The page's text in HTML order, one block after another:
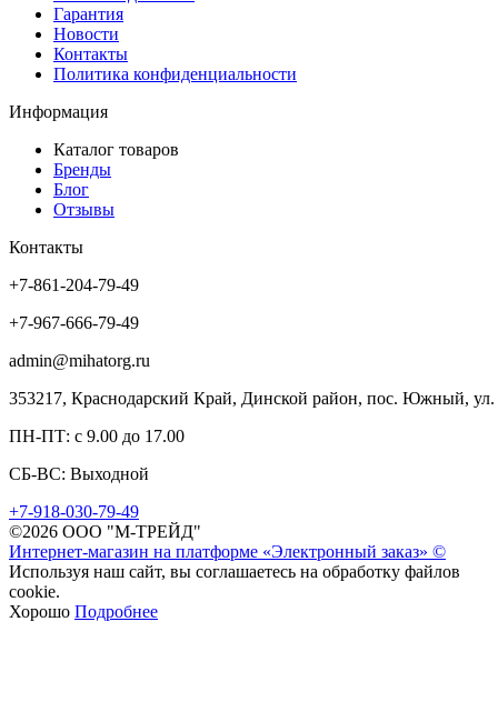
Гарантия
Новости
Контакты
Политика конфиденциальности
Информация
Каталог товаров
Бренды
Блог
Отзывы
Контакты
+7-861-204-79-49
+7-967-666-79-49
admin@mihatorg.ru
353217, Краснодарский Край, Динской район, пос. Южный, ул.
ПН-ПТ: с 9.00 до 17.00
СБ-ВС: Выходной
+7-918-030-79-49
©2026 ООО "М-ТРЕЙД"
Интернет-магазин на платформе «Электронный заказ» ©
Используя наш сайт, вы соглашаетесь на обработку файлов
cookie.
Хорошо Подробнее